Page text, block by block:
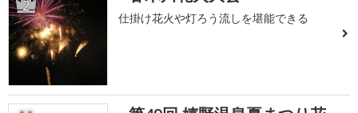
2
仕掛け花火や灯ろう流しを堪能できる